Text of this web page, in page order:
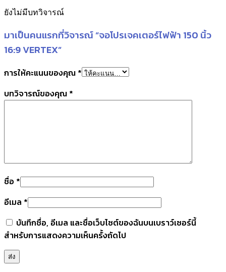
ยังไม่มีบทวิจารณ์
มาเป็นคนแรกที่วิจารณ์ “จอโปรเจคเตอร์ไฟฟ้า 150 นิ้ว
16:9 VERTEX”
การให้คะแนนของคุณ *
บทวิจารณ์ของคุณ *
ชื่อ *
อีเมล *
บันทึกชื่อ, อีเมล และชื่อเว็บไซต์ของฉันบนเบราว์เซอร์นี้
สำหรับการแสดงความเห็นครั้งถัดไป